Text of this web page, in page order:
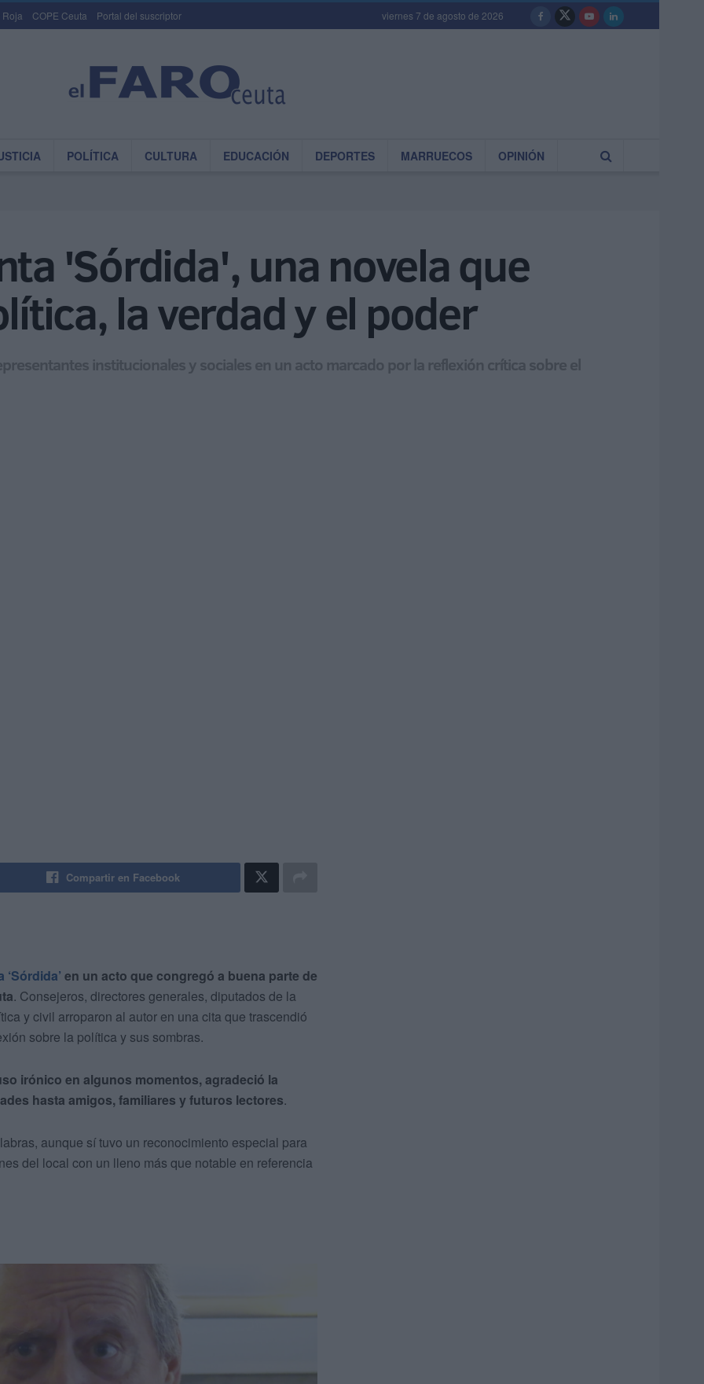
Roja COPE Ceuta Portal del suscriptor viernes 7 de agosto de 2026
POLÍTICA CULTURA EDUCACIÓN DEPORTES MARRUECOS OPINIÓN
'Sórdida', una novela que
la verdad y el poder
institucionales y sociales en un acto marcado por la reflexión crítica sobre el
Compartir en Facebook
en un acto que congregó a buena parte de
. Consejeros, directores generales, diputados de la
y civil arroparon al autor en una cita que trascendió
sobre la política y sus sombras.
irónico en algunos momentos, agradeció la
hasta amigos, familiares y futuros lectores.
aunque sí tuvo un reconocimiento especial para
del local con un lleno más que notable en referencia